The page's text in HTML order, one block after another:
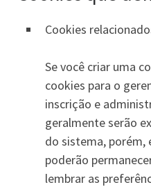
Cookies
Se você criar uma
cookies para o
inscrição e
geralmente serão
do sistema, porém,
poderão
lembrar as